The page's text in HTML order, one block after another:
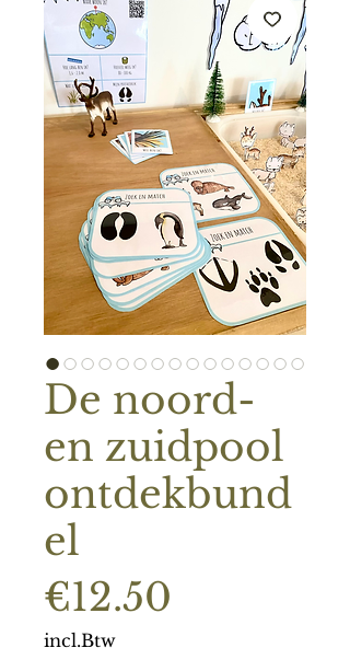
De noord-
en zuidpool
ontdekbund
el
€12.50
incl.Btw